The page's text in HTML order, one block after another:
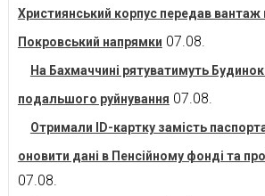
Християнський корпус передав вантаж
Покровський напрямки 07.08.
На Бахмаччині рятуватимуть
подальшого руйнування 07.08.
Отримали ID-картку замість
оновити дані в Пенсійному фонді та
07.08.